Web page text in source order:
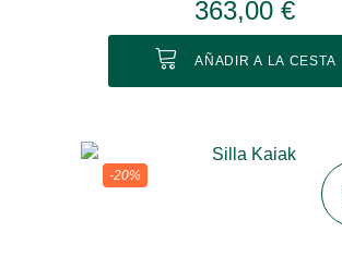
363,00 €
AÑADIR A LA CESTA
-20%